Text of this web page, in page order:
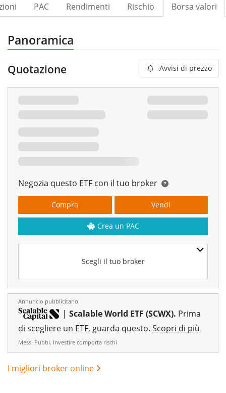
PAC Rendimenti Rischio Borsa valori
Panoramica
Quotazione Avvisi di prezzo
Negozia questo ETF con il tuo broker
Scegli il tuo broker
Compra Vendi
Crea un PAC
Annuncio pubblicitario
| Scalable World ETF (SCWX). Prima
di scegliere un ETF, guarda questo. Scopri di più
Mess. Pubbl. Investire comporta rischi
I migliori broker online